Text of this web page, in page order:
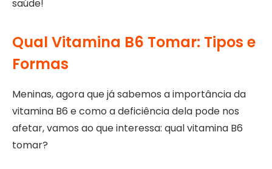
saúde!
Qual Vitamina B6 Tomar: Tipos e
Formas
Meninas, agora que já sabemos a importância da
vitamina B6 e como a deficiência dela pode nos
afetar, vamos ao que interessa: qual vitamina B6
tomar?